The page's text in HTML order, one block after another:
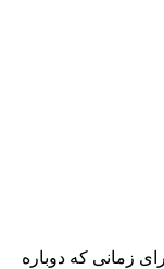
زمانی که دوباره